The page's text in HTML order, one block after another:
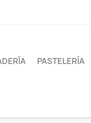
PASTELERÍA